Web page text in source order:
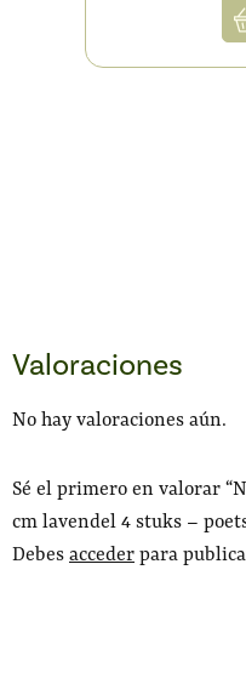
Valoraciones
No hay valoraciones aún.
Sé el primero en valorar
cm lavendel 4 stuks –
Debes acceder para